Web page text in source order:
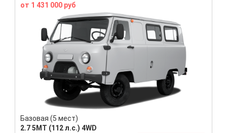
от 1 431 000 руб
Базовая (5 мест)
2.7 5MT (112 л.с.) 4WD